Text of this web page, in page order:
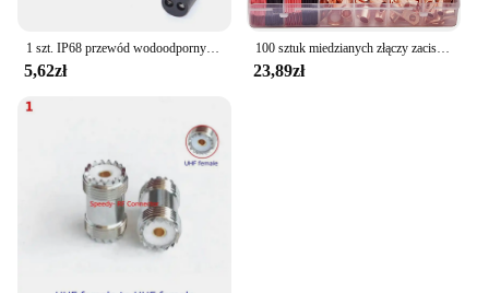
1 szt. IP68 przewód wodoodporny elektryczna przewód łączący 2Pin 3Pin 4Pin 5Pin szybka blok zacisków złącze lampa LED
5,62zł
100 sztuk miedzianych złączy zaciskowych, AWG 4 6 8 10 12 zestaw końcówek pierścieniowych z rurką termokurczliwą 50 końcówek kablowych akumulatora, z 50 przewodami termokurczliwymi
23,89zł